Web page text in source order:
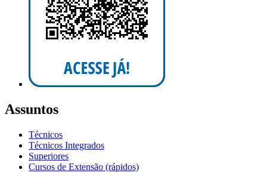
Assuntos
Técnicos
Técnicos Integrados
Superiores
Cursos de Extensão (rápidos)